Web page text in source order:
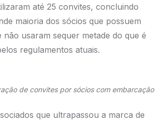
até 25 convites, concluindo
maioria dos sócios que possuem
usaram sequer metade do que é
regulamentos atuais.
de convites por sócios com embarcação
que ultrapassou a marca de